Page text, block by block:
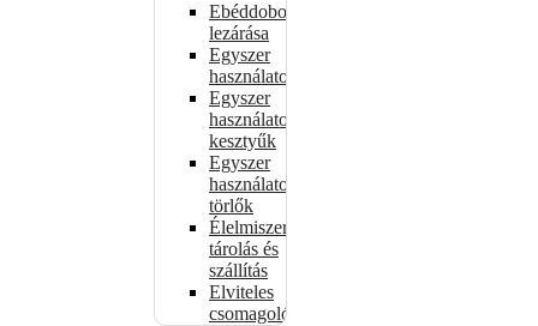
Ebéddobozok
lezárása
Egyszer
használatos
Egyszer
használatos
kesztyűk
Egyszer
használatos
törlők
Élelmiszer-
tárolás és
szállítás
Elviteles
csomagolóanyagok